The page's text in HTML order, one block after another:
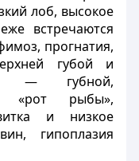
лоб, высокое
встречаются
прогнатия,
губой и
— губной,
«рот рыбы»,
и низкое
гипоплазия